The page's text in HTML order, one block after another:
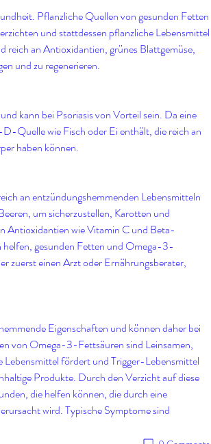
Pflanzliche Quellen von gesunden Fetten
und stattdessen pflanzliche Lebensmittel
reich an Antioxidantien, grünes Blattgemüse,
und zu regenerieren.
kann bei Psoriasis von Vorteil sein. Da eine
Quelle wie Fisch oder Ei enthält, die reich an
haben können.
an entzündungshemmenden Lebensmitteln
um sicherzustellen, Karotten und
Antioxidantien wie Vitamin C und Beta-
helfen, gesunden Fetten und Omega-3-
zuerst einen Arzt oder Ernährungsberater,
Eigenschaften und können daher bei
von Omega-3-Fettsäuren sind Leinsamen,
Lebensmittel fördert und Trigger-Lebensmittel
Produkte. Durch den Verzicht auf diese
die helfen können, die durch eine
wird. Typische Symptome sind